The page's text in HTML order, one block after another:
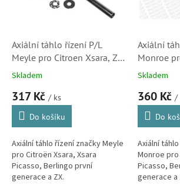
Axiální táhlo řízení P/L
Meyle pro Citroen Xsara, ZX,
Berlingo a Xsara Picasso
Skladem
317 Kč / ks
Do košíku
Axiální táhlo řízení značky Meyle
pro Citroën Xsara, Xsara
Picasso, Berlingo první
generace a ZX.
Axiální
Monroe
ZX,
Skladem
360 Kč /
Do
Axiální
Monroe pro
Picasso,
generace a